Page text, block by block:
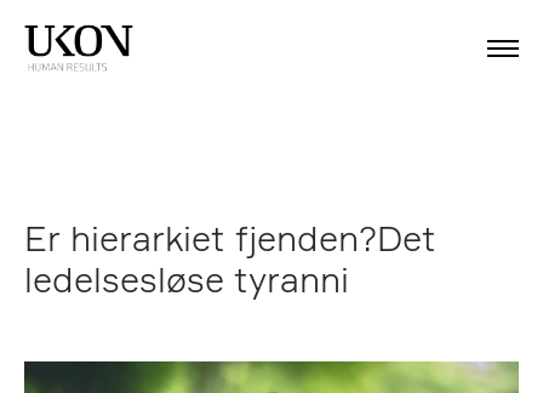
Er hierarkiet fjenden?Det
ledelsesløse tyranni